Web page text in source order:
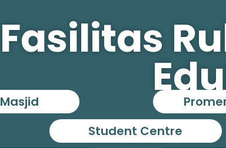
Fasilitas
Masjid
Student Centre